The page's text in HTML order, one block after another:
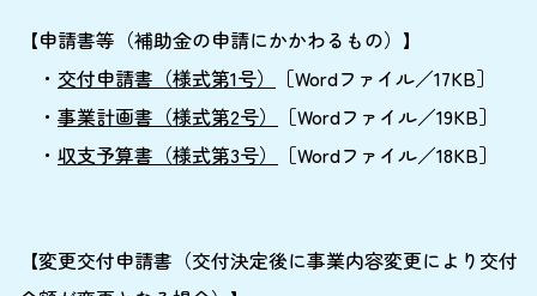
【申請書等（補助金の申請にかかわるもの）】
・ 交付申請書（様式第1号）
［Wordファイル／17KB］
・ 事業計画書（様式第2号）
［Wordファイル／19KB］
・ 収支予算書（様式第3号） ［Wordファイル／18KB］
【変更交付申請書（交付決定後に事業内容変更により交付